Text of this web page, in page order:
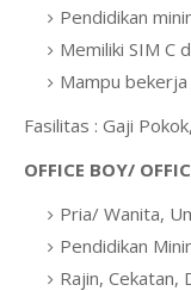
Pendidikan
Memiliki SIM C
Mampu
Fasilitas : Gaji
OFFICE BOY/
Pria/ Wanita,
Pendidikan
Rajin, Cekatan,